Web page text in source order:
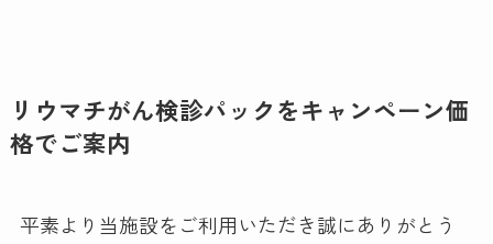
リウマチがん検診パックをキャンペーン価
格でご案内
平素より当施設をご利用いただき誠にありがとう